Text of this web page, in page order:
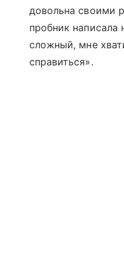
довольна своими
пробник написала
сложный, мне
справиться».